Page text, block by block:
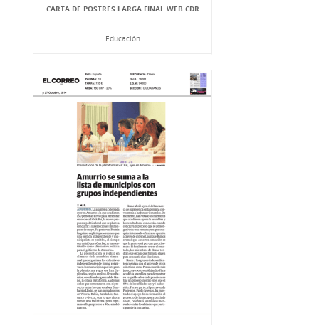
CARTA DE POSTRES LARGA FINAL WEB.CDR
Educación